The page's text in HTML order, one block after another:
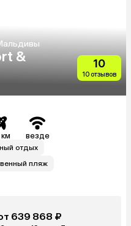
&
10
10 отзывов
везде
отдых
пляж
639 868 ₽